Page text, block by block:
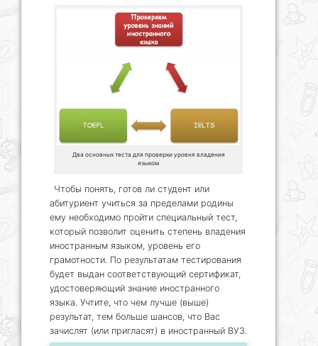
Два основных теста для проверки уровня владения
языком
Чтобы понять, готов ли студент или
абитуриент учиться за пределами родины
ему необходимо пройти специальный тест,
который позволит оценить степень владения
иностранным языком, уровень его
грамотности. По результатам тестирования
будет выдан соответствующий сертификат,
удостоверяющий знание иностранного
языка. Учтите, что чем лучше (выше)
результат, тем больше шансов, что Вас
зачислят (или пригласят) в иностранный ВУЗ.